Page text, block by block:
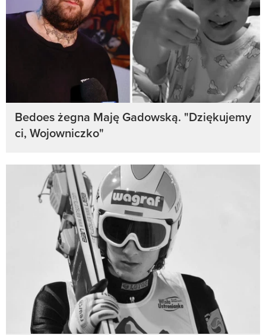
Bedoes żegna Maję Gadowską. "Dziękujemy
ci, Wojowniczko"